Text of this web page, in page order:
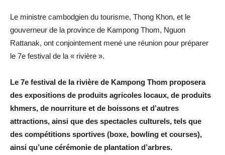
Le ministre cambodgien du tourisme, Thong Khon, et le
gouverneur de la province de Kampong Thom, Nguon
Rattanak, ont conjointement mené une réunion pour préparer
le 7e festival de la « rivière ».
Le 7e festival de la rivière de Kampong Thom proposera
des expositions de produits agricoles locaux, de produits
khmers, de nourriture et de boissons et d’autres
attractions, ainsi que des spectacles culturels, tels que
des compétitions sportives (boxe, bowling et courses),
ainsi qu’une cérémonie de plantation d’arbres.